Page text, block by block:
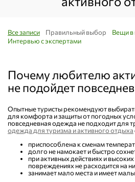
Все записи Правильный выбор
Вещи
Интервью с экспертами
Почему любителю
не подойдет
Опытные туристы рекомендуют
для комфорта и защиты от погодных
повседневная одежда не подходит для
одежда для туризма и активного отдыха
приспособлена к сменам
долго не намокает и быстро
при активных действиях и
повреждениях не расходится на
занимает мало места и имеет